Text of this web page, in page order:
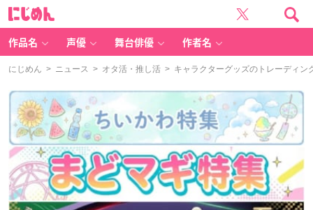
作品名 声優 舞台俳優 作者名
にじめん > ニュース > オタ活・推し活 > キャラクターグッズのトレーディン